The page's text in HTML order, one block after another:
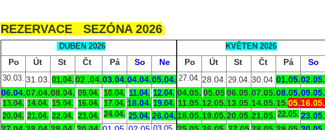
REZERVACE SEZÓNA 2026
DUBEN 2026
Po Út St Čt Pá So Ne
30.03. 31.03. 01.04.02 .04.03.04.04.04.05.04.
06.04.07.04.08.04. 09.04. 10.04. 11.04. 12.04.
13.04. 14.04. 15.04. 16.04. 17.04. 18.04. 19.04.
20.04. 21.04. 22.04. 23.04. 24.04. 25.04. 26.04.
KVĚTEN 2026
Po Út St Čt Pá So
27.04. 28.04. 29.04. 30.04. 01.05.02.05.
04.05. 05.0506.05.07.05.08.05.09.05.
11.05.12.05.13.05.14.05.15.05.16.05.
18.05.19.05.20.05.21.05. 22.05. 23.05.